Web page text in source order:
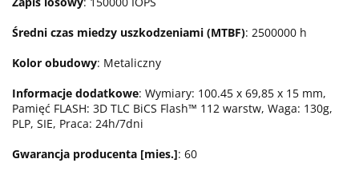
Średni czas miedzy uszkodzeniami (MTBF): 2500000 h
Kolor obudowy: Metaliczny
Informacje dodatkowe: Wymiary: 100.45 x 69,85 x 15 mm,
Pamięć FLASH: 3D TLC BiCS Flash™ 112 warstw, Waga: 130g,
PLP, SIE, Praca: 24h/7dni
Gwarancja producenta [mies.]: 60